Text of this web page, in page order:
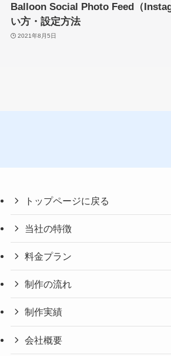
Balloon Social Photo Feed（
い方・設定方法
2021年8月5日
トップページに戻る
当社の特徴
料金プラン
制作の流れ
制作実績
会社概要